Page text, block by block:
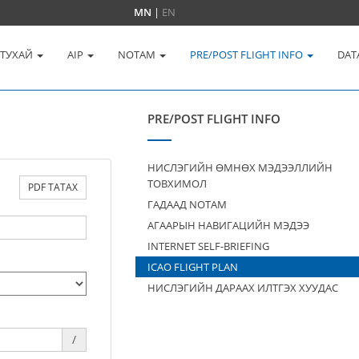
MN | EN
AIP NOTAM PRE/POST FLIGHT INFO
PDF ТАТАХ
/
PRE/POST FLIGHT INFO
НИСЛЭГИЙН ӨМНӨХ МЭДЭЭЛЛИЙН
ТОВХИМОЛ
ГАДААД NOTAM
АГААРЫН НАВИГАЦИЙН МЭДЭЭ
INTERNET SELF-BRIEFING
ICAO FLIGHT PLAN
НИСЛЭГИЙН ДАРААХ ИЛТГЭХ ХУУДАС